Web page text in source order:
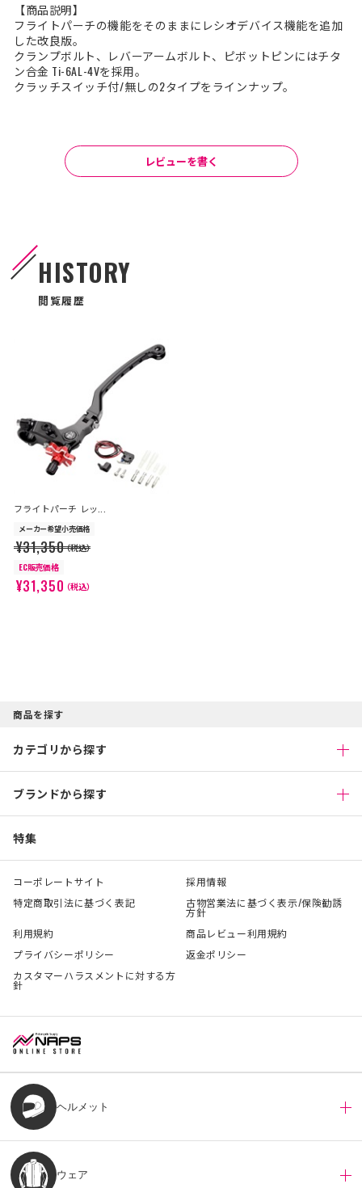
【商品説明】
フライトパーチの機能をそのままにレシオデバイス機能を追加
した改良版。
クランプボルト、レバーアームボルト、ピボットピンにはチタ
ン合金 Ti-6AL-4Vを採用。
クラッチスイッチ付/無しの2タイプをラインナップ。
レビューを書く
HISTORY
閲覧履歴
フライトパーチ レッ...
メーカー希望小売価格
¥31,350（税込）
EC販売価格
¥31,350（税込）
商品を探す
カテゴリから探す
ブランドから探す
特集
コーポレートサイト
採用情報
特定商取引法に基づく表記
古物営業法に基づく表示/保険勧誘
方針
利用規約
商品レビュー利用規約
プライバシーポリシー
返金ポリシー
カスタマーハラスメントに対する方
針
ヘルメット
ウェア